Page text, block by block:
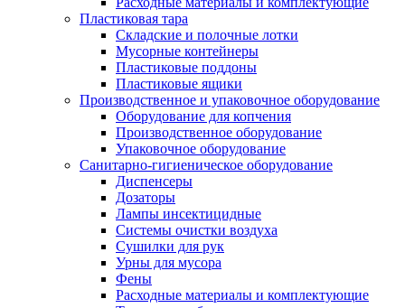
Пластиковая тара
Складские и полочные лотки
Мусорные контейнеры
Пластиковые поддоны
Пластиковые ящики
Производственное и упаковочное оборудование
Оборудование для копчения
Производственное оборудование
Упаковочное оборудование
Санитарно-гигиеническое оборудование
Диспенсеры
Дозаторы
Лампы инсектицидные
Системы очистки воздуха
Сушилки для рук
Урны для мусора
Фены
Расходные материалы и комплектующие